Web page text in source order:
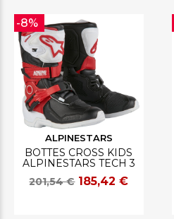
ALPINESTARS
BOTTES CROSS KIDS
ALPINESTARS TECH 3
201,54 € 185,42 €
-8%